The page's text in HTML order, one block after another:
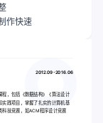
作快速
2012.09-2016.06
程，包括《数据结构》《算法设计
实践项目，掌握了扎实的计算机基
科技竞赛，如ACM程序设计竞赛